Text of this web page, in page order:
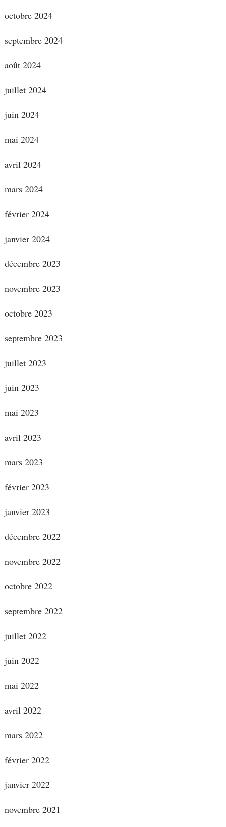
octobre 2024
septembre 2024
août 2024
juillet 2024
juin 2024
mai 2024
avril 2024
mars 2024
février 2024
janvier 2024
décembre 2023
novembre 2023
octobre 2023
septembre 2023
juillet 2023
juin 2023
mai 2023
avril 2023
mars 2023
février 2023
janvier 2023
décembre 2022
novembre 2022
octobre 2022
septembre 2022
juillet 2022
juin 2022
mai 2022
avril 2022
mars 2022
février 2022
janvier 2022
novembre 2021